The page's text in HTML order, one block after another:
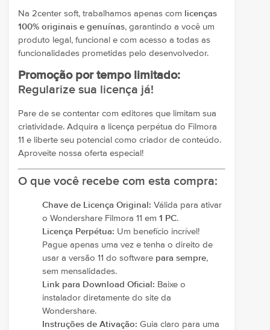
Na 2center soft, trabalhamos apenas com licenças
100% originais e genuínas, garantindo a você um
produto legal, funcional e com acesso a todas as
funcionalidades prometidas pelo desenvolvedor.
Promoção por tempo limitado:
Regularize sua licença já!
Pare de se contentar com editores que limitam sua
criatividade. Adquira a licença perpétua do Filmora
11 e liberte seu potencial como criador de conteúdo.
Aproveite nossa oferta especial!
O que você recebe com esta compra:
Chave de Licença Original: Válida para ativar
o Wondershare Filmora 11 em 1 PC.
Licença Perpétua: Um benefício incrível!
Pague apenas uma vez e tenha o direito de
usar a versão 11 do software para sempre,
sem mensalidades.
Link para Download Oficial: Baixe o
instalador diretamente do site da
Wondershare.
Instruções de Ativação: Guia claro para uma